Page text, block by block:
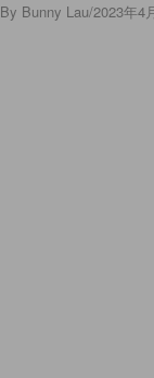
By Bunny Lau/2023年4